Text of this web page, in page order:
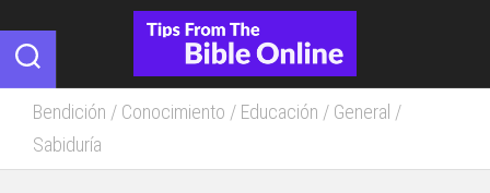
to
content
Bendición / Conocimiento / Educación / General /
Sabiduría